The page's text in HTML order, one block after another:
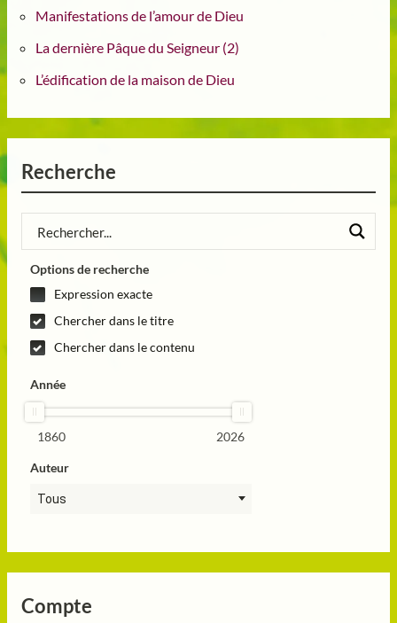
Manifestations de l’amour de Dieu
La dernière Pâque du Seigneur (2)
L’édification de la maison de Dieu
Recherche
Options de recherche
Expression exacte
Chercher dans le titre
Chercher dans le contenu
Année
1860 2026
Auteur
Tous
Compte